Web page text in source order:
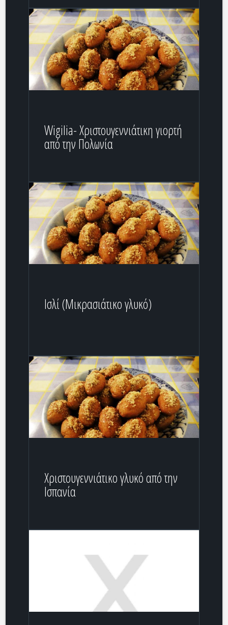
Wigilia- Χριστουγεννιάτικη γιορτή
από την Πολωνία
Ισλί (Μικρασιάτικο γλυκό)
Χριστουγεννιάτικο γλυκό από την
Ισπανία